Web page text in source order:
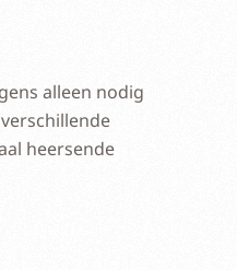
alleen nodig
heersende